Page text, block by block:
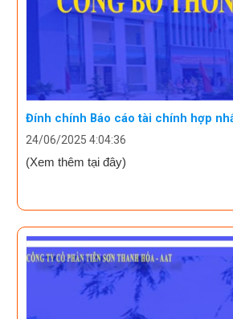
Đính chính Báo cáo tài chính hợp
24/06/2025 4:04:36
(Xem thêm tại đây)